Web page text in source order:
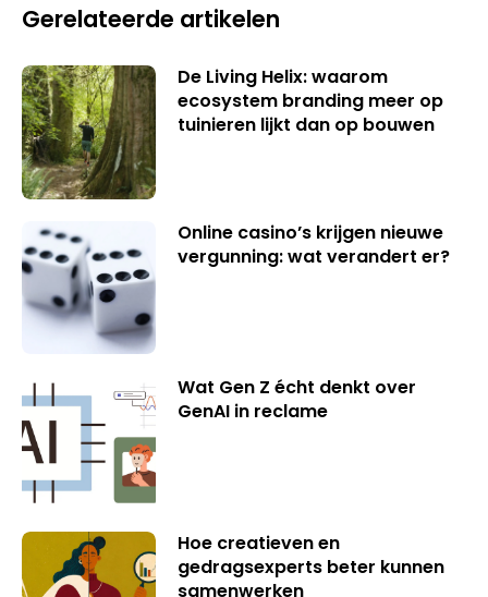
Gerelateerde artikelen
De Living Helix: waarom
ecosystem branding meer op
tuinieren lijkt dan op bouwen
Online casino’s krijgen nieuwe
vergunning: wat verandert er?
Wat Gen Z écht denkt over
GenAI in reclame
Hoe creatieven en
gedragsexperts beter kunnen
samenwerken